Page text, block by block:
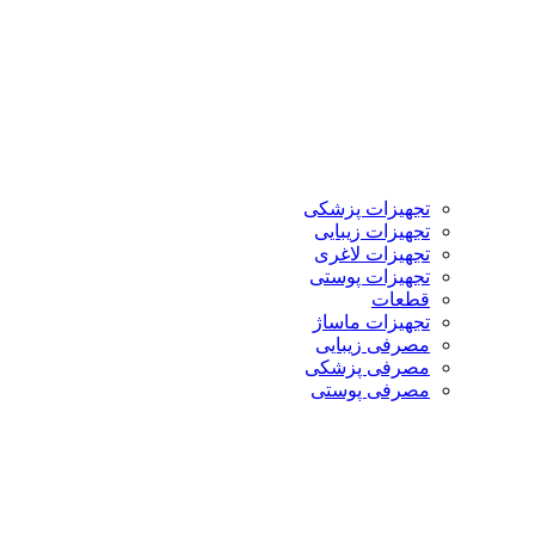
تجهیزات پزشکی
تجهیزات زیبایی
تجهیزات لاغری
تجهیزات پوستی
قطعات
تجهیزات ماساژ
مصرفی زیبایی
مصرفی پزشکی
مصرفی پوستی